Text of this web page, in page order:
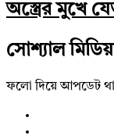
অস্ত্রের মুখে
সোশ্যাল
ফলো দিয়ে আপডেট